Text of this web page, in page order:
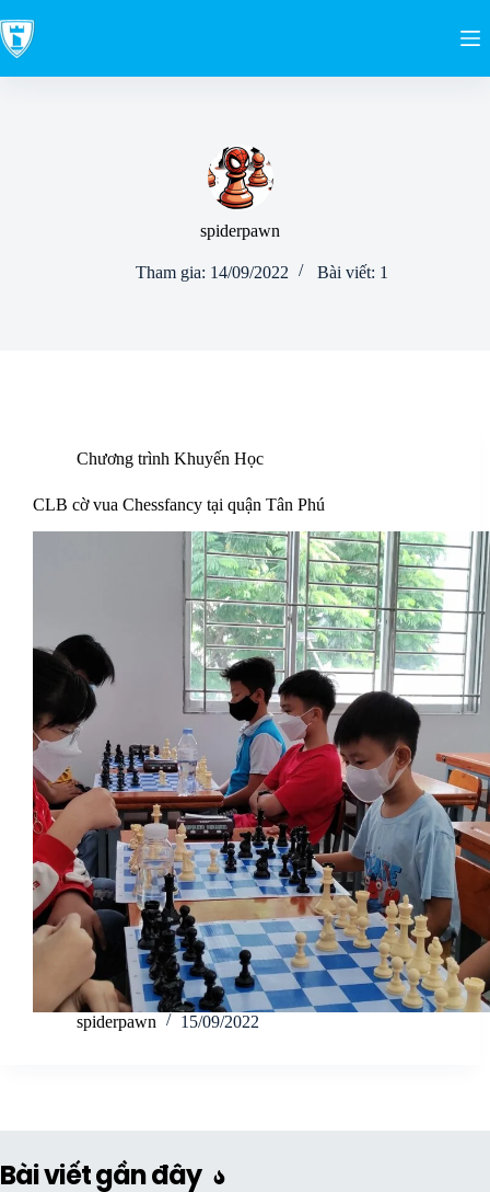
spiderpawn
Tham gia: 14/09/2022 Bài viết: 1
Chương trình Khuyến Học
CLB cờ vua Chessfancy tại quận Tân Phú
spiderpawn 15/09/2022
Bài viết gần đây